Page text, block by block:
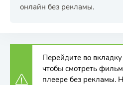
онлайн без рекламы.
Перейдите во вкладку
чтобы смотреть
плеере без рекламы.